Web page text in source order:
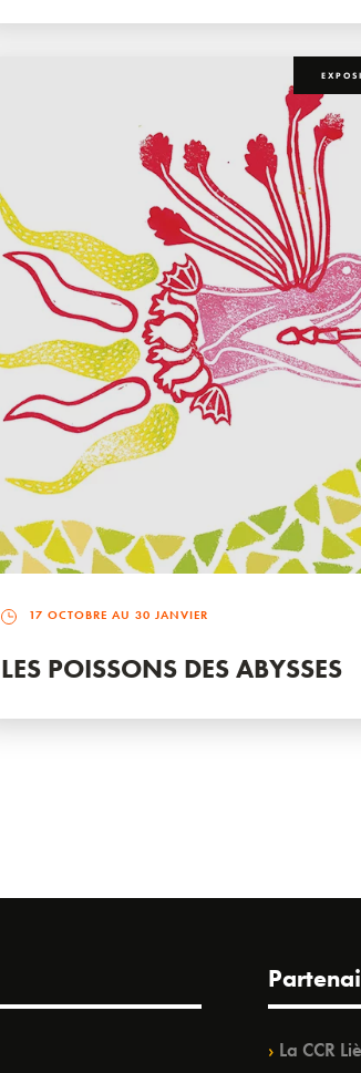
17 OCTOBRE AU 30 JANVIER
LES POISSONS DES ABYSSES
La CCR